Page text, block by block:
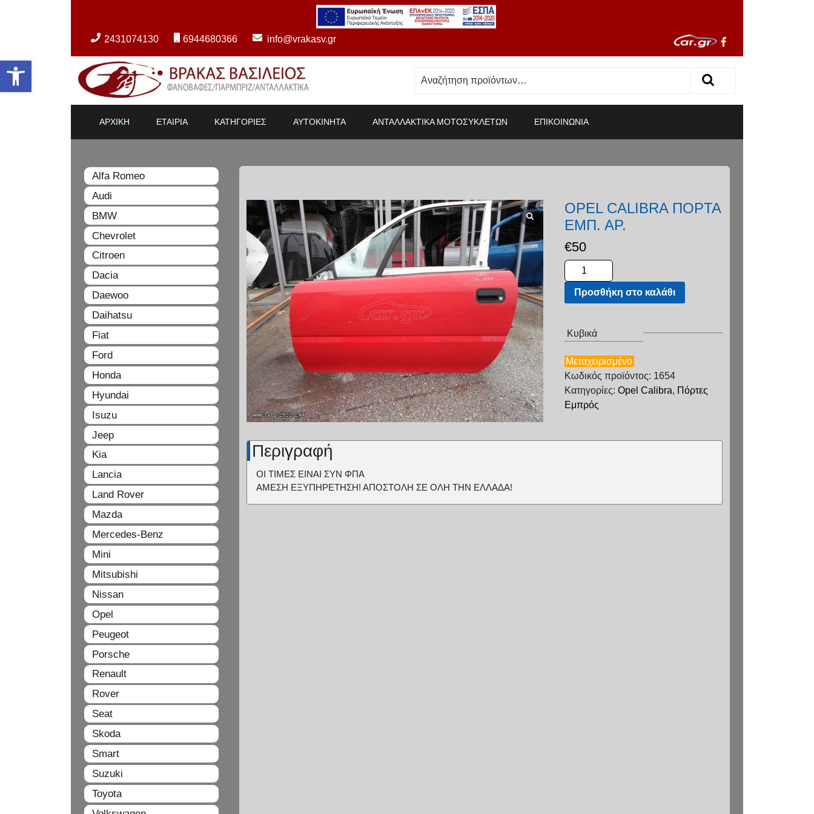
Ανοίξτε τη γραμμή εργαλείων
2431074130 6944680366 info@vrakasv.gr
ΑΡΧΙΚΗ ΕΤΑΙΡΙΑ ΚΑΤΗΓΟΡΙΕΣ ΑΥΤΟΚΙΝΗΤΑ ΑΝΤΑΛΛΑΚΤΙΚΑ ΜΟΤΟΣΥΚΛΕΤΩΝ ΕΠΙΚΟΙΝΩΝΙΑ
OPEL CALIBRA ΠΟΡΤΑ
ΕΜΠ. ΑΡ.
€50
Προσθήκη στο καλάθι
Κυβικά
Μεταχειρισμένο
Κωδικός προϊόντος: 1654
Κατηγορίες: Opel Calibra, Πόρτες
Εμπρός
Περιγραφή
ΟΙ ΤΙΜΕΣ ΕΙΝΑΙ ΣΥΝ ΦΠΑ
ΑΜΕΣΗ ΕΞΥΠΗΡΕΤΗΣΗ! ΑΠΟΣΤΟΛΗ ΣΕ ΟΛΗ ΤΗΝ ΕΛΛΑΔΑ!
Alfa Romeo
Audi
BMW
Chevrolet
Citroen
Dacia
Daewoo
Daihatsu
Fiat
Ford
Honda
Hyundai
Isuzu
Jeep
Kia
Lancia
Land Rover
Mazda
Mercedes-Benz
Mini
Mitsubishi
Nissan
Opel
Peugeot
Porsche
Renault
Rover
Seat
Skoda
Smart
Suzuki
Toyota